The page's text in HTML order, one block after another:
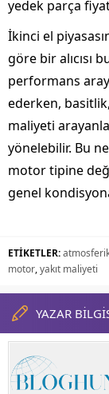
yedek parça
İkinci el
göre bir alıcısı
performans
ederken,
maliyeti
yönelebilir. Bu
motor tipine
genel
ETİKETLER:
motor,yakıt maliyeti
YAZAR